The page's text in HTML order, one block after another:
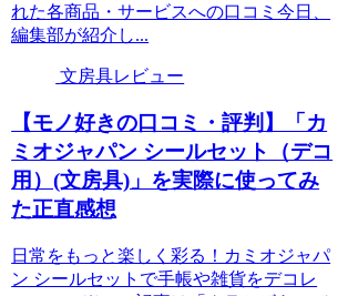
れた各商品・サービスへの口コミ今日、
編集部が紹介し...
文房具レビュー
【モノ好きの口コミ・評判】「カ
ミオジャパン シールセット（デコ
用）(文房具)」を実際に使ってみ
た正直感想
日常をもっと楽しく彩る！カミオジャパ
ン シールセットで手帳や雑貨をデコレ